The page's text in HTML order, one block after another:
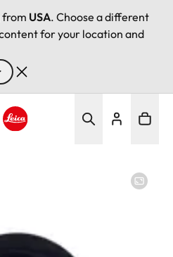
from USA. Choose a different
for your location and